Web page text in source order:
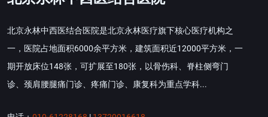
北京永林中西医结合医院是北京永林医疗旗下核心医疗机构之
一，医院占地面积6000余平方米，建筑面积近12000平方米，一
期开放床位148张，可扩展至180张，以骨伤科、脊柱侧弯门
诊、颈肩腰腿痛门诊、疼痛门诊、康复科为重点学科...